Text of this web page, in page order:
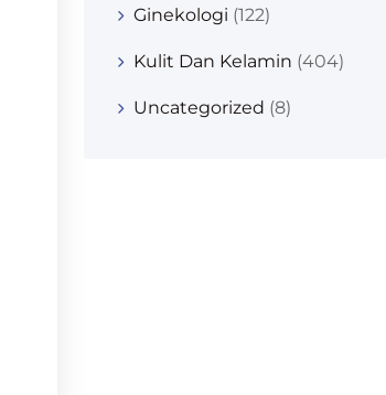
Ginekologi (122)
Kulit Dan Kelamin (404)
Uncategorized (8)